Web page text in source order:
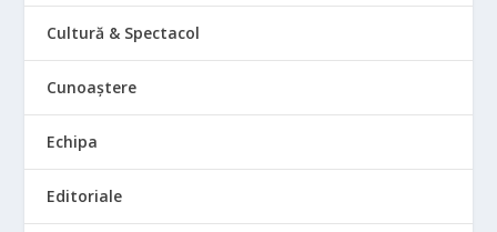
Cultură & Spectacol
Cunoaștere
Echipa
Editoriale